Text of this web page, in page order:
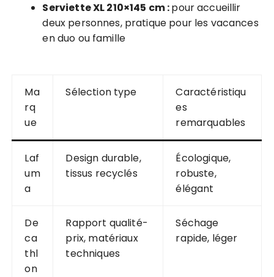
Serviette XL 210×145 cm :pour accueillir
deux personnes, pratique pour les vacances
en duo ou famille
Ma
rq
ue
Sélection type
Caractéristiqu
es
remarquables
Laf
um
a
Design durable,
tissus recyclés
Écologique,
robuste,
élégant
De
ca
thl
on
Rapport qualité-
prix, matériaux
techniques
Séchage
rapide, léger